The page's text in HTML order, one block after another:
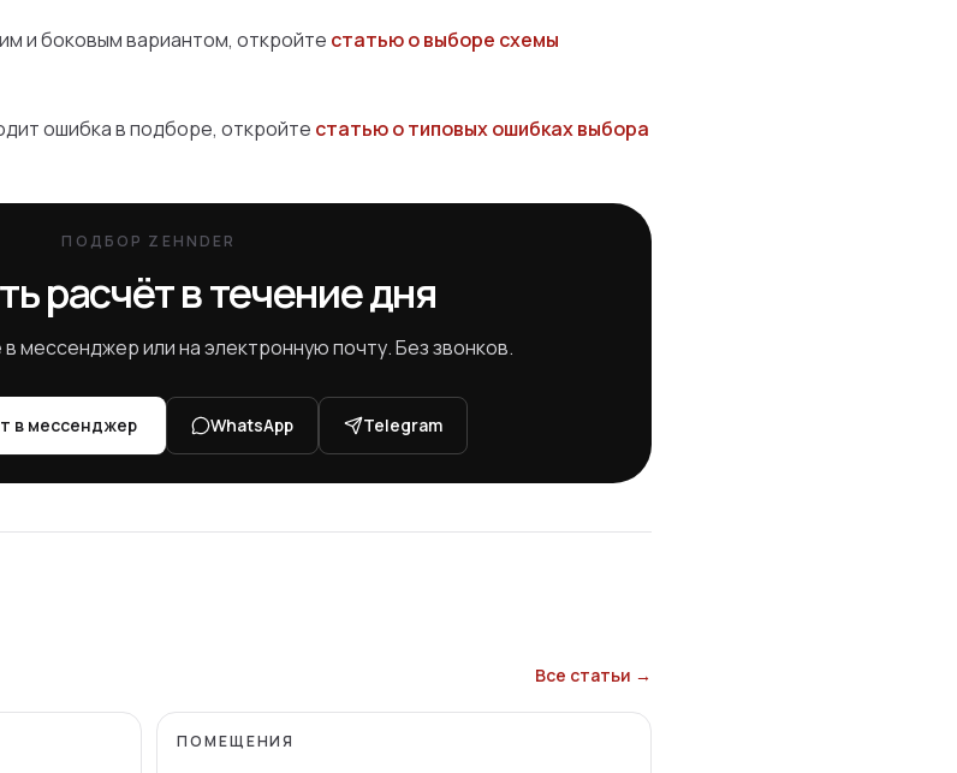
и боковым вариантом, откройте статью о выборе схемы
ошибка в подборе, откройте статью о типовых ошибках выбора
ПОДБОР ZEHNDER
расчёт в течение дня
мессенджер или на электронную почту. Без звонков.
в мессенджер WhatsApp Telegram
Все статьи →
ПОМЕЩЕНИЯ